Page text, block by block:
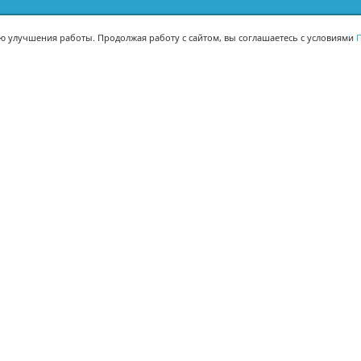
улучшения работы. Продолжая работу с сайтом, вы соглашаетесь с условиями